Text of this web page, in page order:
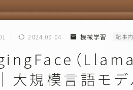
2024.09.04 機械学習 記事
（
大規模言語モ